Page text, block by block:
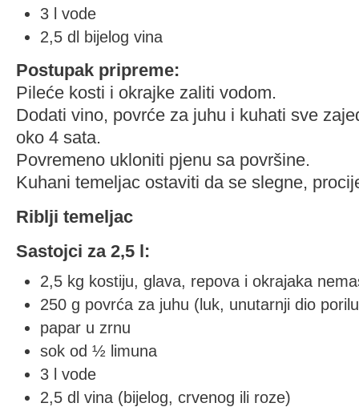
3 l vode
2,5 dl bijelog vina
Postupak pripreme:
Pileće kosti i okrajke zaliti vodom.
Dodati vino, povrće za juhu i kuhati sve
oko 4 sata.
Povremeno ukloniti pjenu sa površine.
Kuhani temeljac ostaviti da se slegne,
Riblji temeljac
Sastojci za 2,5 l:
2,5 kg kostiju, glava, repova i okrajaka
250 g povrća za juhu (luk, unutarnji dio
papar u zrnu
sok od ½ limuna
3 l vode
2,5 dl vina (bijelog, crvenog ili roze)